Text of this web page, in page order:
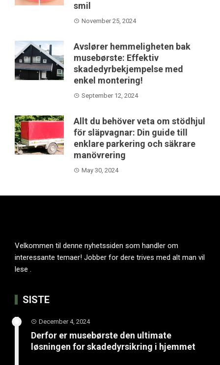
smil
November 25, 2024
Avslører hemmeligheten bak
musebørste: Effektiv
skadedyrbekjempelse med
enkel montering!
September 12, 2024
Allt du behöver veta om stödhjul
för släpvagnar: Din guide till
enklare parkering och säkrare
manövrering
May 30, 2024
Velkommen til denne nyhetssiden som handler om
interessante temaer! Jobber for dere trives med alt man vil
lese .
SISTE
December 4, 2024
Derfor er musebørste den ultimate
løsningen for skadedyrsikring i hjemmet